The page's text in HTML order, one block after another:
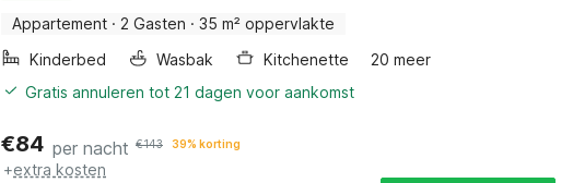
Appartement · 2 Gasten · 35 m² oppervlakte
Kinderbed
Wasbak Kitchenette
20 meer
Gratis annuleren tot 21 dagen voor aankomst
€84 per nacht €143 39% korting
+extra kosten